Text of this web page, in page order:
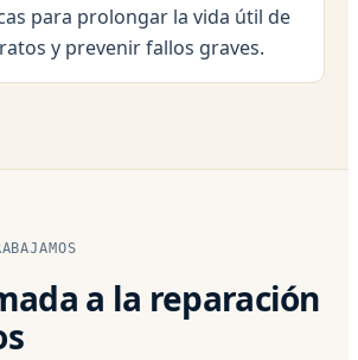
para prolongar la vida útil de
y prevenir fallos graves.
a la reparación